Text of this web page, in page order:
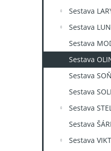
Sestava
Sestava
Sestava
Sestava
Sestava
Sestava
Sestava
Sestava
Sestava